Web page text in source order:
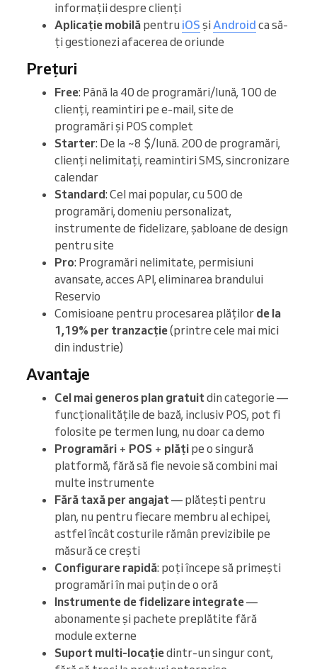
informații despre clienți
Aplicație mobilă pentru iOS și Android ca să-
ți gestionezi afacerea de oriunde
Prețuri
Free: Până la 40 de programări/lună, 100 de
clienți, reamintiri pe e-mail, site de
programări și POS complet
Starter: De la ~8 $/lună. 200 de programări,
clienți nelimitați, reamintiri SMS, sincronizare
calendar
Standard: Cel mai popular, cu 500 de
programări, domeniu personalizat,
instrumente de fidelizare, șabloane de design
pentru site
Pro: Programări nelimitate, permisiuni
avansate, acces API, eliminarea brandului
Reservio
Comisioane pentru procesarea plăților de la
1,19% per tranzacție(printre cele mai mici
din industrie)
Avantaje
Cel mai generos plan gratuitdin categorie —
funcționalitățile de bază, inclusiv POS, pot fi
folosite pe termen lung, nu doar ca demo
Programări + POS + plăți pe o singură
platformă, fără să fie nevoie să combini mai
multe instrumente
Fără taxă per angajat— plătești pentru
plan, nu pentru fiecare membru al echipei,
astfel încât costurile rămân previzibile pe
măsură ce crești
Configurare rapidă: poți începe să primești
programări în mai puțin de o oră
Instrumente de fidelizare integrate—
abonamente și pachete preplătite fără
module externe
Suport multi-locațiedintr-un singur cont,